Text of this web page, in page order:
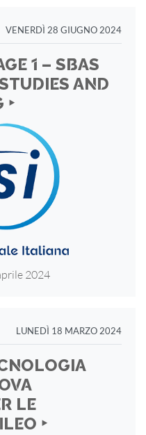
VENERDÌ 28 GIUGNO 2024
1 – SBAS
AND
‣
2024
LUNEDÌ 18 MARZO 2024
LE
‣